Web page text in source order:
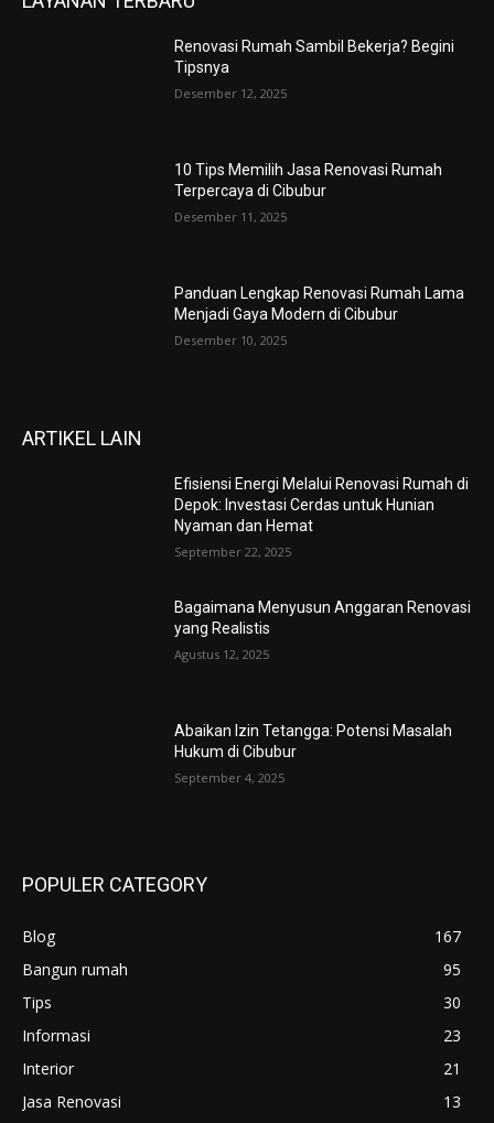
Renovasi Rumah Sambil Bekerja? Begini
Tipsnya
Desember 12, 2025
10 Tips Memilih Jasa Renovasi Rumah
Terpercaya di Cibubur
Desember 11, 2025
Panduan Lengkap Renovasi Rumah Lama
Menjadi Gaya Modern di Cibubur
Desember 10, 2025
ARTIKEL LAIN
Efisiensi Energi Melalui Renovasi Rumah di
Depok: Investasi Cerdas untuk Hunian
Nyaman dan Hemat
September 22, 2025
Bagaimana Menyusun Anggaran Renovasi
yang Realistis
Agustus 12, 2025
Abaikan Izin Tetangga: Potensi Masalah
Hukum di Cibubur
September 4, 2025
POPULER CATEGORY
Blog
167
Bangun rumah
95
Tips
30
Informasi
23
Interior
21
Jasa Renovasi
13